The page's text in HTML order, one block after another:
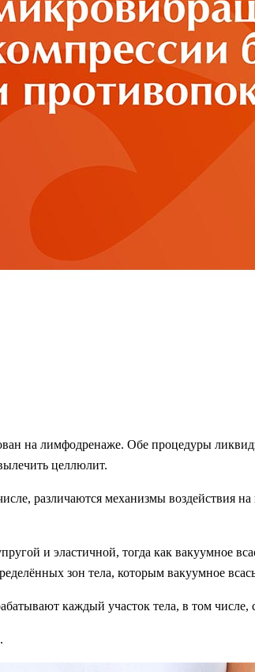
на лимфодренаже. Обе процедуры
целлюлит.
различаются механизмы воздействия
и эластичной, тогда как вакуумное
зон тела, которым вакуумное
каждый участок тела, в том числе,